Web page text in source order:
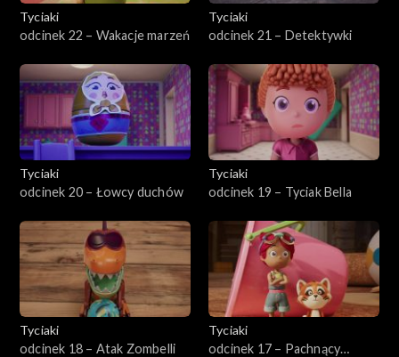
Tyciaki
odcinek 22 – Wakacje marzeń
Tyciaki
odcinek 21 – Detektywki
Tyciaki
odcinek 20 – Łowcy duchów
Tyciaki
odcinek 19 – Tyciak Bella
Tyciaki
odcinek 18 – Atak Zombelli
Tyciaki
odcinek 17 – Pachnący